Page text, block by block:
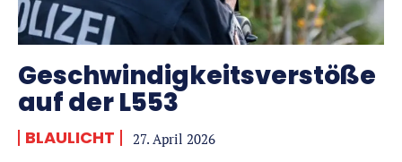
Kategorien
SPORT
SOZIALES & BILDUNG
LAND & LEUTE
Kategorien
SPORT
SOZIALES & BILDUNG
LAND & LEUTE
Geschwindigkeitsverstöße
auf der L553
BLAULICHT 27. April 2026